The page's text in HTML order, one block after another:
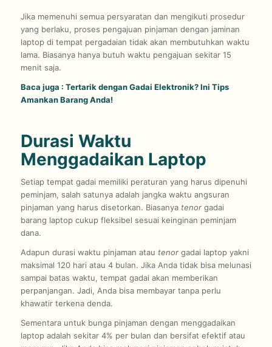
Jika memenuhi semua persyaratan dan mengikuti prosedur
yang berlaku, proses pengajuan pinjaman dengan jaminan
laptop di tempat pergadaian tidak akan membutuhkan waktu
lama. Biasanya hanya butuh waktu pengajuan sekitar 15
menit saja.
Baca juga : Tertarik dengan Gadai Elektronik? Ini Tips
Amankan Barang Anda!
Durasi Waktu
Menggadaikan Laptop
Setiap tempat gadai memiliki peraturan yang harus dipenuhi
peminjam, salah satunya adalah jangka waktu angsuran
pinjaman yang harus disetorkan. Biasanya tenorgadai
barang laptop cukup fleksibel sesuai keinginan peminjam
dana.
Adapun durasi waktu pinjaman atau tenorgadai laptop yakni
maksimal 120 hari atau 4 bulan. Jika Anda tidak bisa melunasi
sampai batas waktu, tempat gadai akan memberikan
perpanjangan. Jadi, Anda bisa membayar tanpa perlu
khawatir terkena denda.
Sementara untuk bunga pinjaman dengan menggadaikan
laptop adalah sekitar 4% per bulan dan bersifat efektif atau